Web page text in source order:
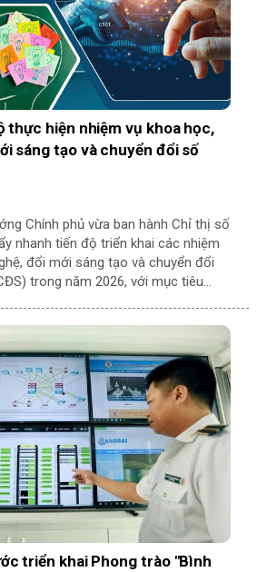
thực hiện nhiệm vụ khoa học,
sáng tạo và chuyển đổi số
Chính phủ vừa ban hành Chỉ thị số
nhanh tiến độ triển khai các nhiệm
đổi mới sáng tạo và chuyển đổi
trong năm 2026, với mục tiêu
triển khai Phong trào "Bình